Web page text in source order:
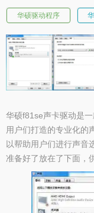
华硕驱动程序
华硕f81se声卡驱动是
用户们打造的专业化的
以帮助用户们进行声音
准备好了放在了下面，